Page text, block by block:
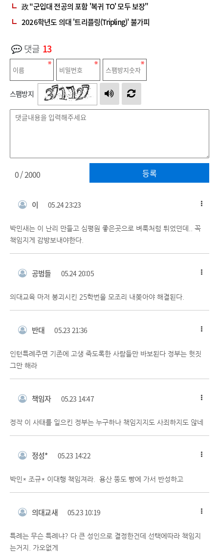
政 "군입대 전공의 포함 '복귀 TO' 모두 보장"
2026학년도 의대 '트리플링(Tripling)' 불가피
댓글 13
스팸방지
등록
0/ 2000
이 05.24 23:23
박민새는 이 난리 만들고 심평원 좋은곳으로 벼룩처럼 튀었던데.. 꼭
책임지게 감방보내야한다.
공범들 05.24 20:05
의대교육 마저 붕괴시킨 25학번을 모조리 내쫒아야 해결된다.
반대 05.23 21:36
인턴특례주면 기존에 고생 죽도록한 사람들만 바보된다 정부는 헛짓
그만 해라
책임자 05.23 14:47
정작 이 사태를 일으킨 정부는 누구하나 책임지지도 사죄하지도 않네
정성* 05.23 14:22
박민* 조규* 이대행 책임져라. 용산 뚱도 빵에 가서 반성하고
의대교새 05.23 10:19
특례는 무슨 특례냐? 다 큰 성인으로 결정한건데 선택에따라 책임지
는거지. 가오없게